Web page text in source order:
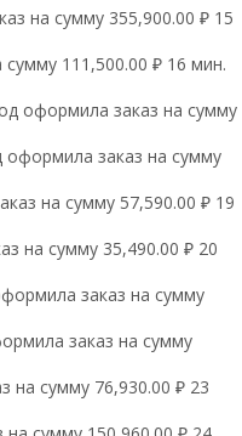
на сумму 355,900.00 ₽ 15
111,500.00 ₽ 16 мин.
оформила заказ на сумму
оформила заказ на сумму
на сумму 57,590.00 ₽ 19
на сумму 35,490.00 ₽ 20
заказ на сумму
заказ на сумму
на сумму 76,930.00 ₽ 23